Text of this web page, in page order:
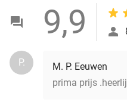
9,9
P.
M. P. Eeuwen
prima prijs